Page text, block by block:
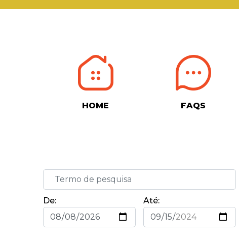
HOME FAQS
De:
Até: